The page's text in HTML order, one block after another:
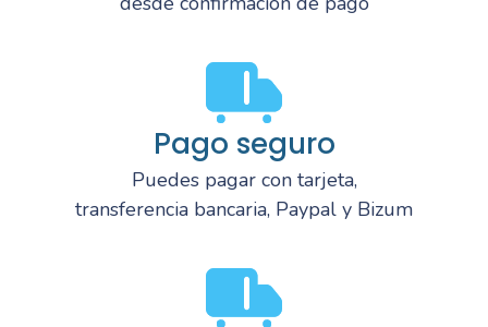
Pago seguro
Puedes pagar con tarjeta,
transferencia bancaria, Paypal y Bizum